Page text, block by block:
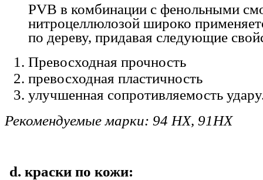
PVB в комбинации с фенольными
нитроцеллюлозой широко
по дереву, придавая следующие
Превосходная прочность
превосходная пластичность
улучшенная сопротивляемость
Рекомендуемые марки: 94 HX, 91HX
d. краски по кожи: